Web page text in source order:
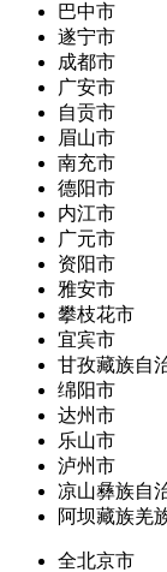
巴中市
遂宁市
成都市
广安市
自贡市
眉山市
南充市
德阳市
内江市
广元市
资阳市
雅安市
攀枝花市
宜宾市
甘孜藏族自
绵阳市
达州市
乐山市
泸州市
凉山彝族自
阿坝藏族羌
全北京市